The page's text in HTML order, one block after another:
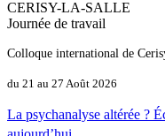
CERISY-LA-SALLE
Journée de travail
Colloque international de
du 21 au 27 Août 2026
La psychanalyse altérée ?